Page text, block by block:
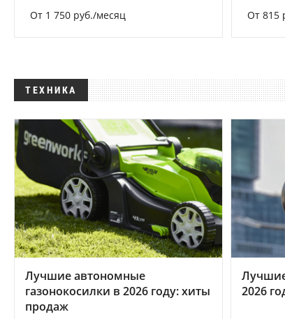
От 1 750 руб./месяц От 815
ТЕХНИКА
Лучшие автономные
газонокосилки в 2026 году: хиты
продаж
2026